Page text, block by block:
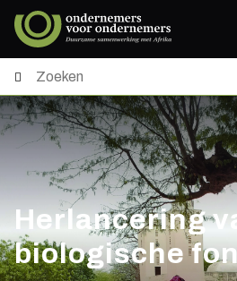
Herlancering
biologische